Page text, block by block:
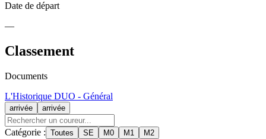
Date de départ
—
Classement
Documents
L'Historique DUO - Général
arrivée arrivée
Catégorie : Toutes SE M0 M1 M2